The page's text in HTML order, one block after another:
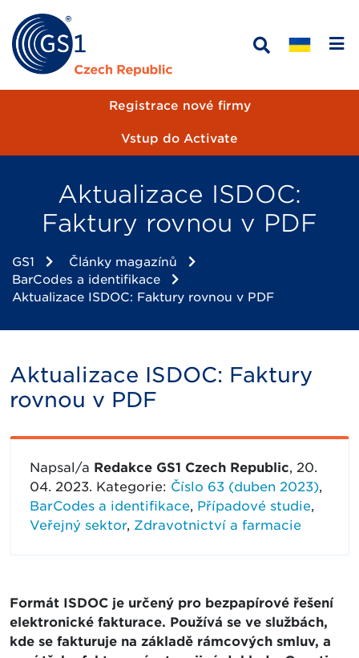
Registrace nové firmy
Vstup do Activate
Aktualizace ISDOC:
Faktury rovnou v PDF
GS1
Články magazínů
BarCodes a identifikace
Aktualizace ISDOC: Faktury rovnou v PDF
Aktualizace ISDOC: Faktury
rovnou v PDF
Napsal/a Redakce GS1 Czech Republic, 20.
04. 2023. Kategorie: Číslo 63 (duben 2023),
BarCodes a identifikace, Případové studie,
Veřejný sektor, Zdravotnictví a farmacie
Formát ISDOC je určený pro bezpapírové řešení
elektronické fakturace. Používá se ve službách,
kde se fakturuje na základě rámcových smluv, a